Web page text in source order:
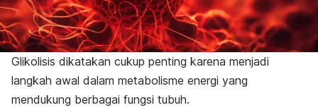
Glikolisis dikatakan cukup penting karena menjadi
langkah awal dalam metabolisme energi yang
mendukung berbagai fungsi tubuh.